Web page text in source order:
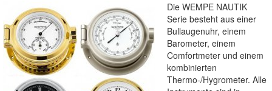
Die WEMPE NAUTIK
Serie besteht aus einer
Bullaugenuhr, einem
Barometer, einem
Comfortmeter und einem
kombinierten
Thermo-/Hygrometer. Alle